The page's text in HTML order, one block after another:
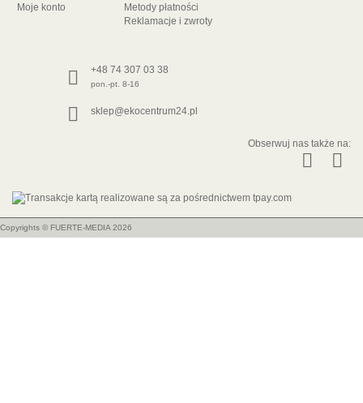
Moje konto
Metody płatności
Reklamacje i zwroty
+48 74 307 03 38
pon.-pt. 8-16
sklep@ekocentrum24.pl
Obserwuj nas także na:
Copyrights © FUERTE-MEDIA 2026